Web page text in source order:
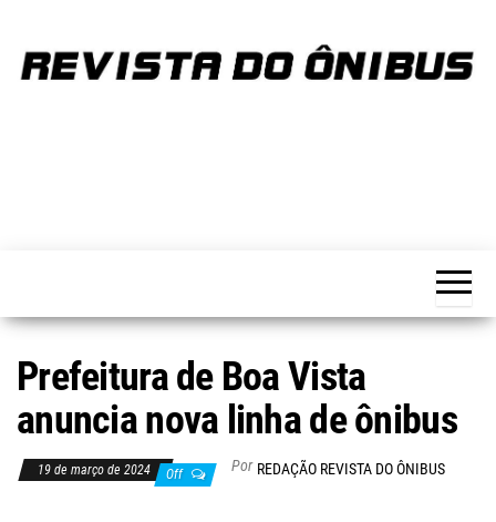
the
Prefeitura de Boa Vista
anuncia nova linha de ônibus
19 de março de 2024 Off Por REDAÇÃO REVISTA DO ÔNIBUS